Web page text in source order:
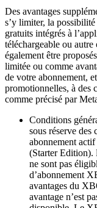
Des avantages
s’y limiter, la possibilité
gratuits intégrés à
téléchargeable ou
également être
limitée ou comme
de votre abonnement,
promotionnelles, à des
comme précisé par
Conditions
sous réserve
abonnement
(Starter Edition).
ne sont pas
d’abonnement
avantages du
avantage n’est